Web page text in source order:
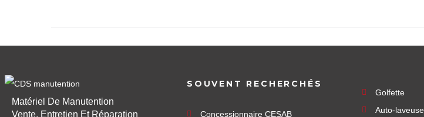
Matériel De Manutention
Vente, Entretien Et Réparation
SOUVENT RECHERCHÉS
Concessionnaire CESAB
Golfette
Auto-laveuse